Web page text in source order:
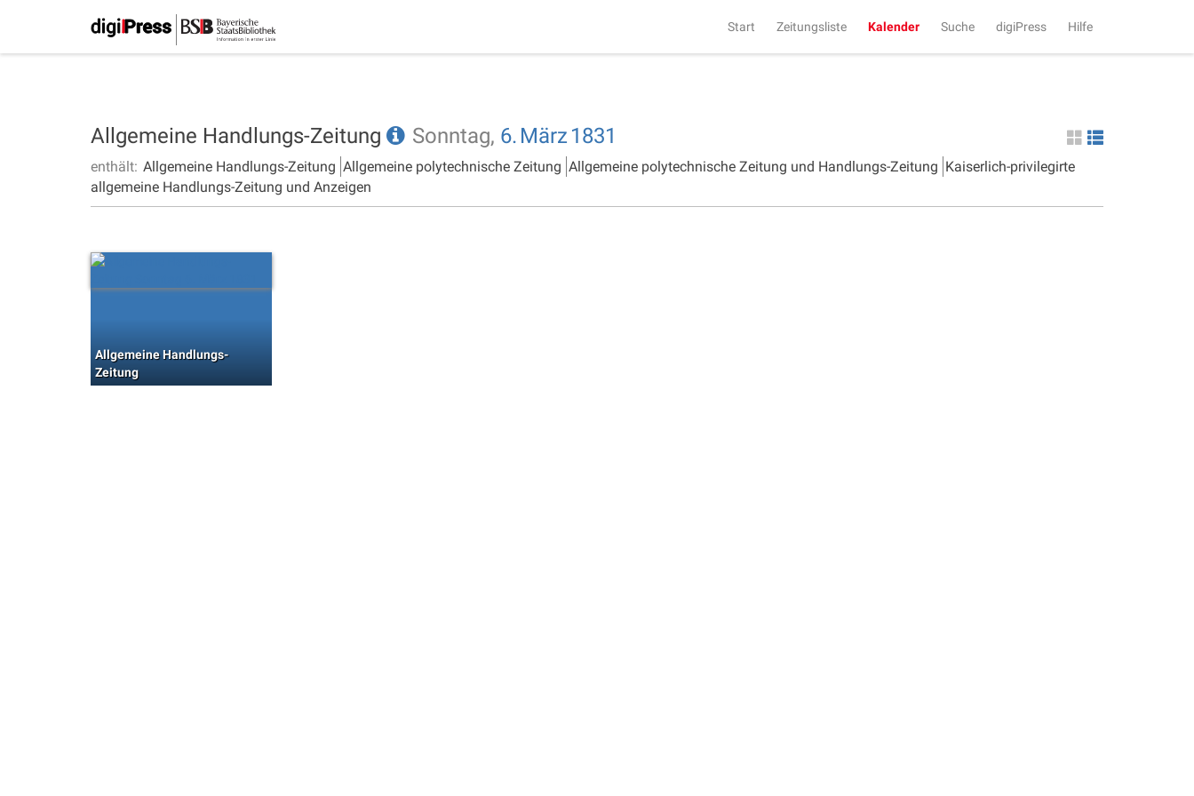
Start Zeitungsliste Kalender Suche digiPress Hilfe
Allgemeine Handlungs-Zeitung Sonntag, 6. März 1831
enthält: Allgemeine Handlungs-Zeitung Allgemeine polytechnische Zeitung Allgemeine polytechnische Zeitung und Handlungs-Zeitung Kaiserlich-privilegirte
allgemeine Handlungs-Zeitung und Anzeigen
Allgemeine Handlungs-
Zeitung